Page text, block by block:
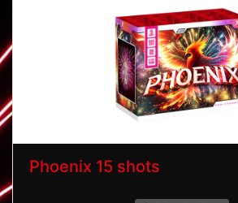
Phoenix 15 shots